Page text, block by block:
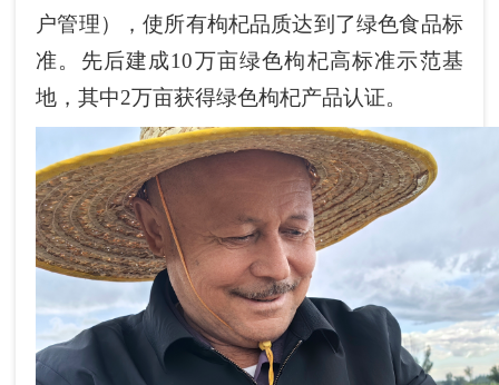
户管理），使所有枸杞品质达到了绿色食品标
准。先后建成10万亩绿色枸杞高标准示范基
地，其中2万亩获得绿色枸杞产品认证。